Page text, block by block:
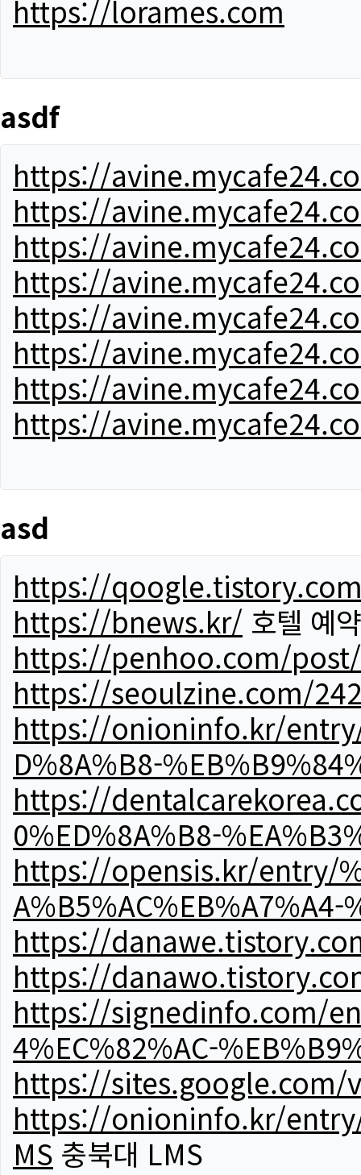
https://lorames.com
asdf
https://
https://
https://
https://
https://
https://
https://
https://
asd
https://
https://bnews.kr/ 호텔 예약
https://penhoo.com/
https://seoulzine.com/
https://onioninfo.kr/entry/
D%8A%B8-
https://
0%ED%8A%B8-
https://opensis.kr/entry/
A%B5%AC%EB%A7%A4-
https://
https://
https://signedinfo.com/
4%EC%82%AC-
https://sites.google.com/
https://onioninfo.kr/entry/
MS 충북대 LMS